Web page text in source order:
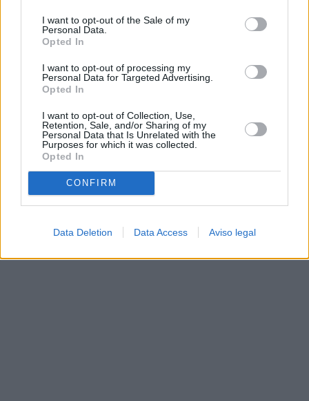
cualquier momento entrando de nuevo en este sitio web o
visitando nuestra política de privacidad.
I want to opt-out of the Sale of my
Personal Data.
Opted In
I want to opt-out of processing my
Personal Data for Targeted Advertising.
Opted In
I want to opt-out of Collection, Use,
Retention, Sale, and/or Sharing of my
Personal Data that Is Unrelated with the
Purposes for which it was collected.
Opted In
CONFIRM
Data Deletion Data Access Aviso legal